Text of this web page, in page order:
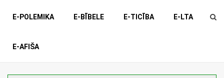
E-POLEMIKA E-BĪBELE E-TICĪBA E-LTA
E-AFIŠA